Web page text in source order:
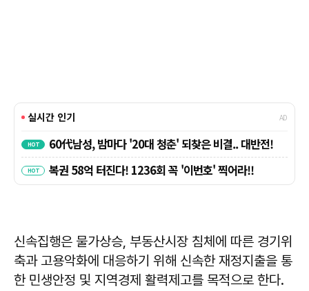
신속집행은 물가상승, 부동산시장 침체에 따른 경기위
축과 고용악화에 대응하기 위해 신속한 재정지출을 통
한 민생안정 및 지역경제 활력제고를 목적으로 한다.